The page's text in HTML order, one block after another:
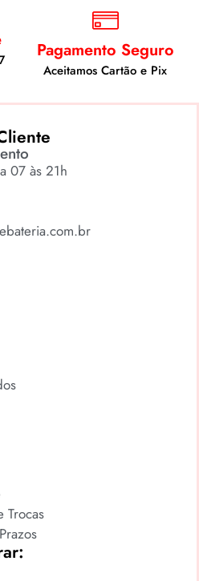
Pagamento Seguro
Aceitamos Cartão e Pix
07 às 21h
Trocas